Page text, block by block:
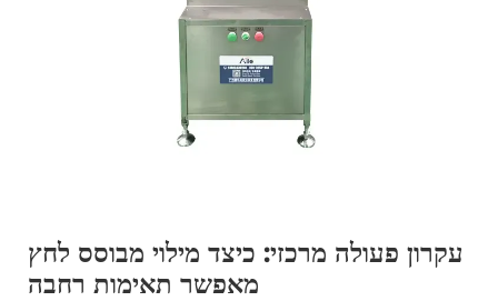
עקרון פעולה מרכזי: כיצד מילוי מבוסס לחץ
מאפשר תאימות רחבה